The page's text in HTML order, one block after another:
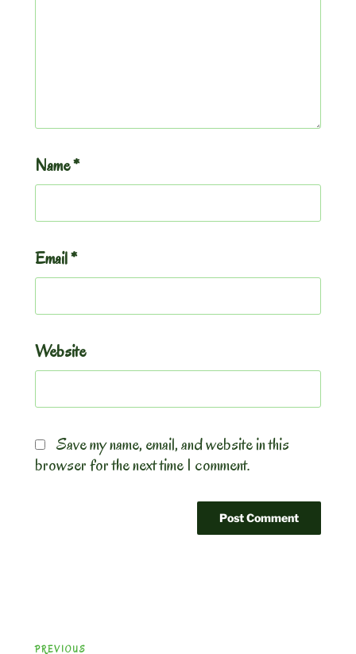
Name*
Email*
Website
Save my name, email, and website in this
browser for the next time I comment.
Previous
PREVIOUS